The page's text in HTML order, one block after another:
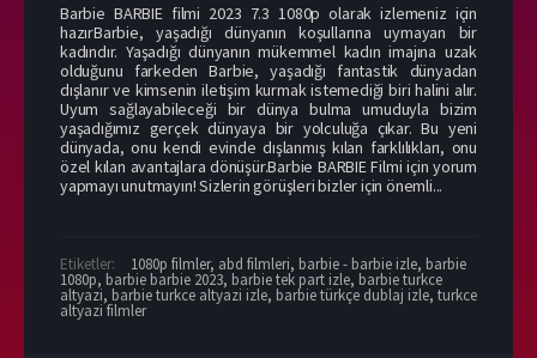
Barbie BARBIE filmi 2023 7.3 1080p olarak izlemeniz için
hazırBarbie, yaşadığı dünyanın koşullarına uymayan bir
kadındır. Yaşadığı dünyanın mükemmel kadın imajına uzak
olduğunu farkeden Barbie, yaşadığı fantastik dünyadan
dışlanır ve kimsenin iletişim kurmak istemediği biri halini alır.
Uyum sağlayabileceği bir dünya bulma umuduyla bizim
yaşadığımız gerçek dünyaya bir yolculuğa çıkar. Bu yeni
dünyada, onu kendi evinde dışlanmış kılan farklılıkları, onu
özel kılan avantajlara dönüşür.Barbie BARBIE Filmi için yorum
yapmayı unutmayın! Sizlerin görüşleri bizler için önemli...
Etiketler: 1080p filmler, abd filmleri, barbie - barbie izle, barbie
1080p, barbie barbie 2023, barbie tek part izle, barbie turkce
altyazi, barbie turkce altyazi izle, barbie türkçe dublaj izle, turkce
altyazi filmler